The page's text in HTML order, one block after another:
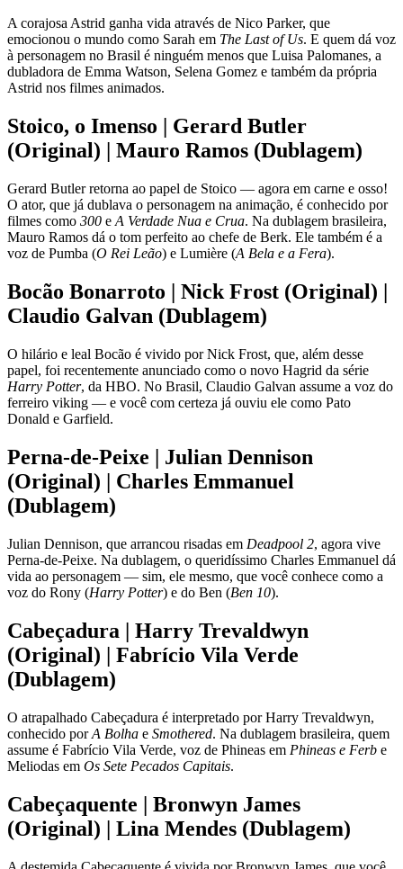
A corajosa Astrid ganha vida através de Nico Parker, que
emocionou o mundo como Sarah em The Last of Us. E quem dá voz
à personagem no Brasil é ninguém menos que Luisa Palomanes, a
dubladora de Emma Watson, Selena Gomez e também da própria
Astrid nos filmes animados.
Stoico, o Imenso | Gerard Butler
(Original) | Mauro Ramos (Dublagem)
Gerard Butler retorna ao papel de Stoico — agora em carne e osso!
O ator, que já dublava o personagem na animação, é conhecido por
filmes como 300 e A Verdade Nua e Crua. Na dublagem brasileira,
Mauro Ramos dá o tom perfeito ao chefe de Berk. Ele também é a
voz de Pumba (O Rei Leão) e Lumière (A Bela e a Fera).
Bocão Bonarroto | Nick Frost (Original) |
Claudio Galvan (Dublagem)
O hilário e leal Bocão é vivido por Nick Frost, que, além desse
papel, foi recentemente anunciado como o novo Hagrid da série
Harry Potter, da HBO. No Brasil, Claudio Galvan assume a voz do
ferreiro viking — e você com certeza já ouviu ele como Pato
Donald e Garfield.
Perna-de-Peixe | Julian Dennison
(Original) | Charles Emmanuel
(Dublagem)
Julian Dennison, que arrancou risadas em Deadpool 2, agora vive
Perna-de-Peixe. Na dublagem, o queridíssimo Charles Emmanuel dá
vida ao personagem — sim, ele mesmo, que você conhece como a
voz do Rony (Harry Potter) e do Ben (Ben 10).
Cabeçadura | Harry Trevaldwyn
(Original) | Fabrício Vila Verde
(Dublagem)
O atrapalhado Cabeçadura é interpretado por Harry Trevaldwyn,
conhecido porA Bolha e Smothered. Na dublagem brasileira, quem
assume é Fabrício Vila Verde, voz de Phineas em Phineas e Ferb e
Meliodas em Os Sete Pecados Capitais.
Cabeçaquente | Bronwyn James
(Original) | Lina Mendes (Dublagem)